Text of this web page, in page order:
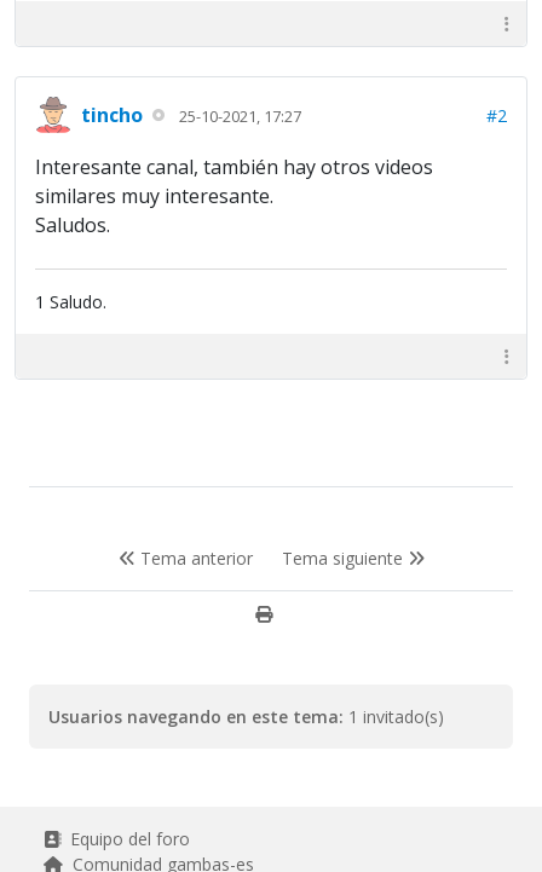
tincho 25-10-2021, 17:27 #2
Interesante canal, también hay otros videos
similares muy interesante.
Saludos.
1 Saludo.
Tema anterior Tema siguiente
Usuarios navegando en este tema: 1 invitado(s)
Equipo del foro
Comunidad gambas-es